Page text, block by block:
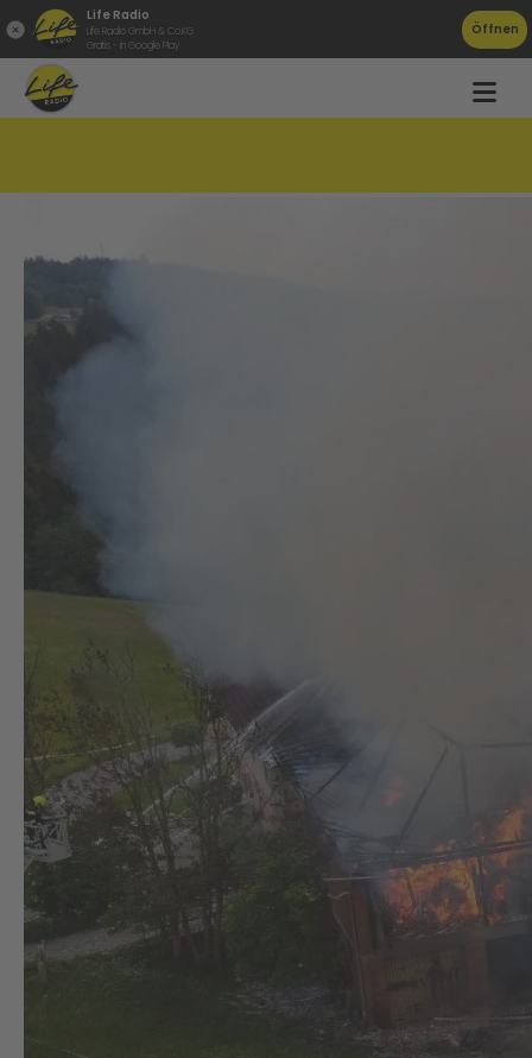
Life Radio
Life Radio GmbH & Co.KG
Gratis - in Google Play
Öffnen